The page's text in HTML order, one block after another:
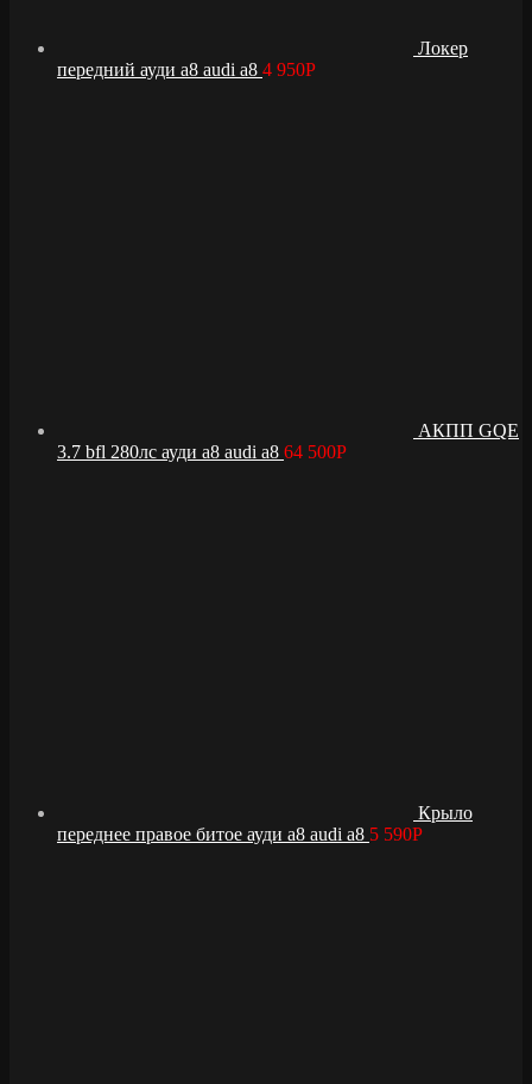
Локер
передний ауди а8 audi a8 4 950Р
АКПП GQE
3.7 bfl 280лс ауди а8 audi a8 64 500Р
Крыло
переднее правое битое ауди а8 audi a8 5 590Р